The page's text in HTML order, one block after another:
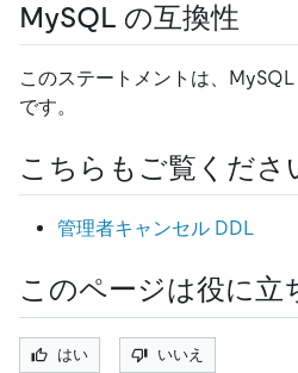
MySQL の互換性
このステートメントは、
です。
こちらもご覧くださ
管理者キャンセル DDL
このページは役に立
はい いいえ